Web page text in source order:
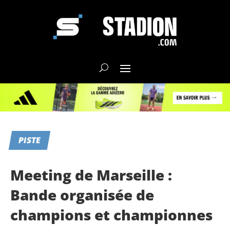
PISTE
Meeting de Marseille :
Bande organisée de
champions et championnes